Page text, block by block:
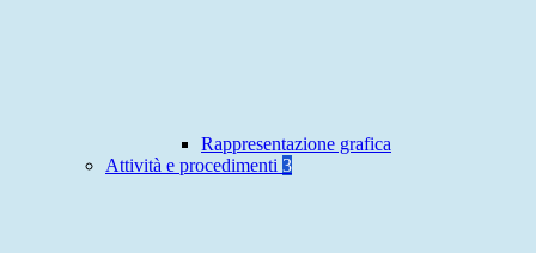
Rappresentazione grafica
Attività e procedimenti 3